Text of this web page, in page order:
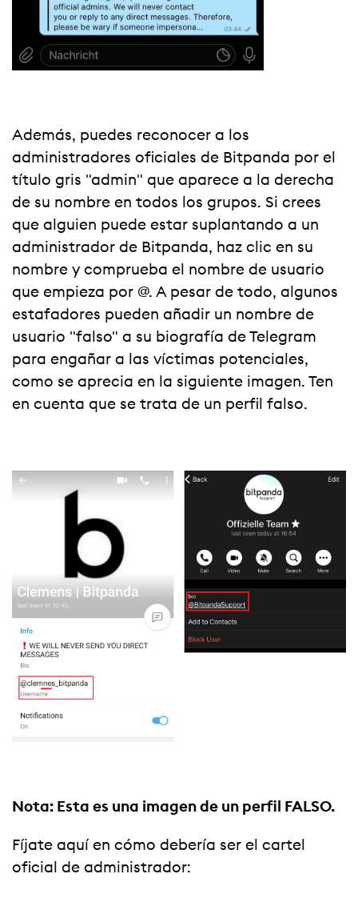
Además, puedes reconocer a los
administradores oficiales de Bitpanda por el
título gris "admin" que aparece a la derecha
de su nombre en todos los grupos. Si crees
que alguien puede estar suplantando a un
administrador de Bitpanda, haz clic en su
nombre y comprueba el nombre de usuario
que empieza por @. A pesar de todo, algunos
estafadores pueden añadir un nombre de
usuario "falso" a su biografía de Telegram
para engañar a las víctimas potenciales,
como se aprecia en la siguiente imagen. Ten
en cuenta que se trata de un perfil falso.
Nota: Esta es una imagen de un perfil FALSO.
Fíjate aquí en cómo debería ser el cartel
oficial de administrador: